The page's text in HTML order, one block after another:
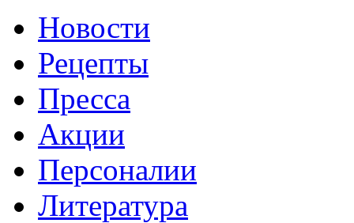
Новости
Рецепты
Пресса
Акции
Персоналии
Литература